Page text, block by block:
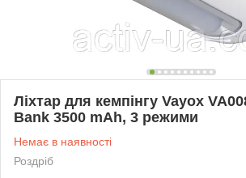
Ліхтар для кемпінгу Vayox
Bank 3500 mAh, 3 режими
Немає в наявності
Роздріб